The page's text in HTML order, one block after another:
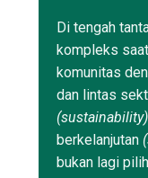
Di tengah
kompleks
komunitas
dan lintas
(sustainability)
berkelanjutan
bukan lagi